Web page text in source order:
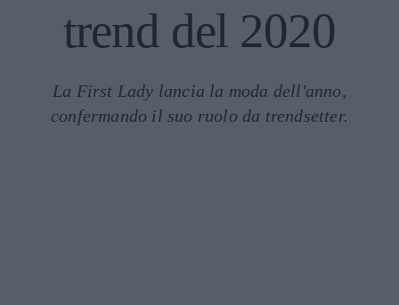
trend del 2020
La First Lady lancia la moda dell'anno,
confermando il suo ruolo da trendsetter.